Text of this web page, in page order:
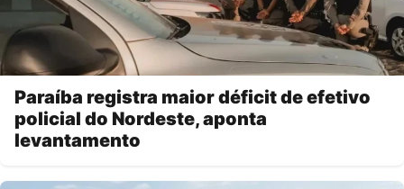
Paraíba registra maior déficit de efetivo
policial do Nordeste, aponta
levantamento